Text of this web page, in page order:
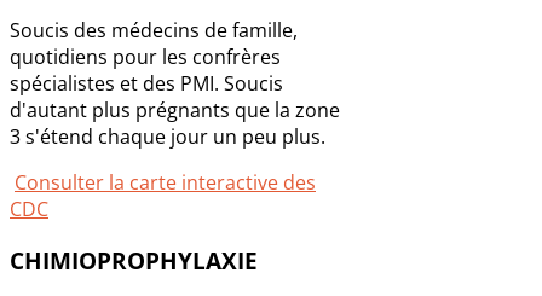
Soucis des médecins de famille,
quotidiens pour les confrères
spécialistes et des PMI. Soucis
d'autant plus prégnants que la zone
3 s'étend chaque jour un peu plus.
Consulter la carte interactive des
CDC
CHIMIOPROPHYLAXIE